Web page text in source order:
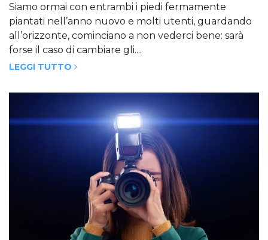
Siamo ormai con entrambi i piedi fermamente
piantati nell’anno nuovo e molti utenti, guardando
all’orizzonte, cominciano a non vederci bene: sarà
forse il caso di cambiare gli....
LEGGI TUTTO